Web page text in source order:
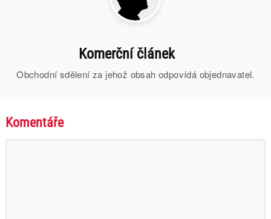
Komerční článek
Obchodní sdělení za jehož obsah odpovídá objednavatel.
Komentáře